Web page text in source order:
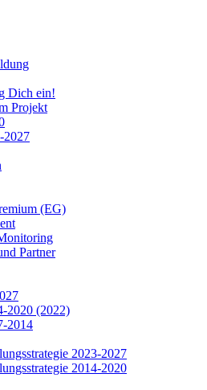
Dich ein!
Projekt
2027
(EG)
Partner
2020 (2022)
2014
2023-2027
2014-2020